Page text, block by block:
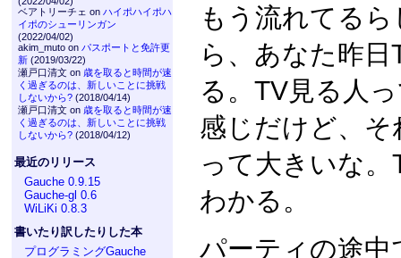
ベアトリーチェ on ハイポハイポハ
イポのシューリンガン
(2022/04/02)
akim_muto on パスポートと免許更
新(2019/03/22)
瀬戸口清文 on 歳を取ると時間が速
く過ぎるのは、新しいことに挑戦
しないから?(2018/04/14)
瀬戸口清文 on 歳を取ると時間が速
く過ぎるのは、新しいことに挑戦
しないから?(2018/04/12)
最近のリリース
Gauche 0.9.15
Gauche-gl 0.6
WiLiKi 0.8.3
書いたり訳したりした本
プログラミングGauche
もう流れてる
ら、あなた昨
る。TV見る人
感じだけど、
って大きいな
わかる。
パーティの途